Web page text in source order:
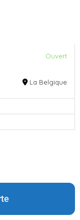
Ouvert
La Belgique